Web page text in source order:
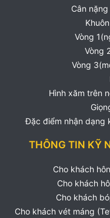
Cân
Vòng
Vòng
Vòng
Hình xăm trên
Đặc điểm nhận dạng
THÔNG TIN KỸ
Cho khách
Cho khách
Cho khách
Cho khách vét máng